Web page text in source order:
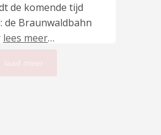
de komende tijd
de Braunwaldbahn
lees meer…